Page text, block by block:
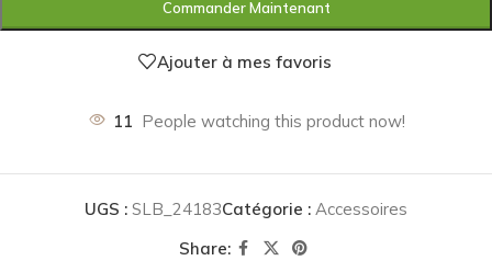
Commander Maintenant
Ajouter à mes favoris
11 People watching this product now!
UGS : SLB_24183Catégorie : Accessoires
Share: